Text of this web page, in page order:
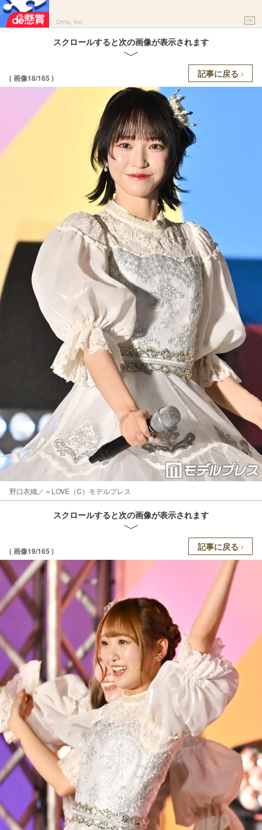
Ohte, Inc. PR
スクロールすると次の画像が表示されます
( 画像18/165 ) 記事に戻る
野口衣織／＝LOVE（C）モデルプレス
スクロールすると次の画像が表示されます
( 画像19/165 ) 記事に戻る